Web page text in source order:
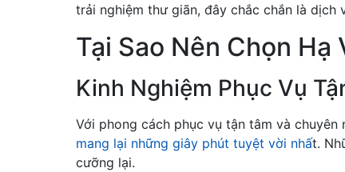
trải nghiệm thư giãn, đây chắc chắn là dịch
Tại Sao Nên Chọn Hạ
Kinh Nghiệm Phục Vụ
Với phong cách phục vụ tận tâm và
mang lại những giây phút tuyệt vời nhất.
cưỡng lại.